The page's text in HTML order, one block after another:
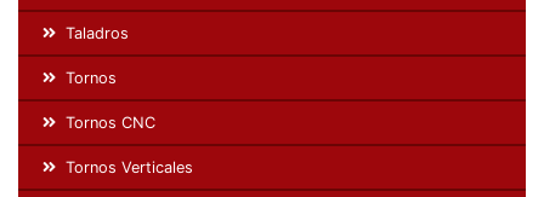
Taladros
Tornos
Tornos CNC
Tornos Verticales